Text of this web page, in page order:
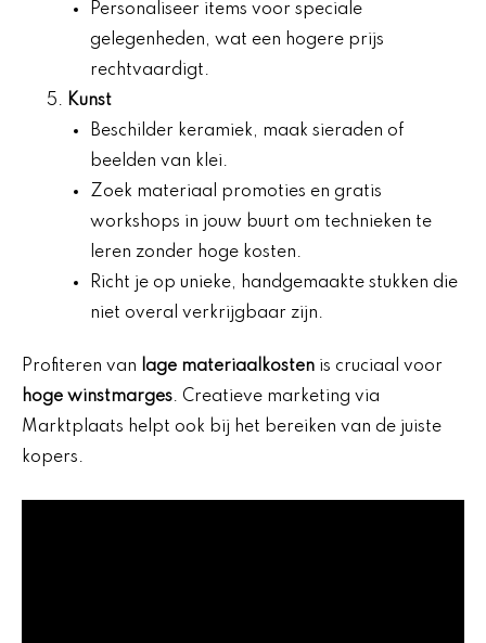
Personaliseer items voor speciale
gelegenheden, wat een hogere prijs
rechtvaardigt.
Kunst
Beschilder keramiek, maak sieraden of
beelden van klei.
Zoek materiaal promoties en gratis
workshops in jouw buurt om technieken te
leren zonder hoge kosten.
Richt je op unieke, handgemaakte stukken die
niet overal verkrijgbaar zijn.
Profiteren van lage materiaalkosten is cruciaal voor
hoge winstmarges. Creatieve marketing via
Marktplaats helpt ook bij het bereiken van de juiste
kopers.